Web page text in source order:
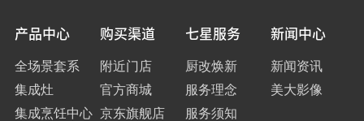
产品中心
全场景套系
集成灶
集成烹饪中心
购买渠道
附近门店
官方商城
京东旗舰店
七星服务
厨改焕新
服务理念
服务须知
新闻中心
新闻资讯
美大影像